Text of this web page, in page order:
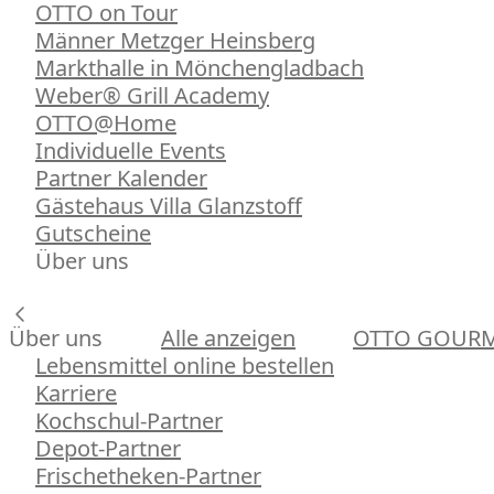
OTTO on Tour
Männer Metzger Heinsberg
Markthalle in Mönchengladbach
Weber® Grill Academy
OTTO@Home
Individuelle Events
Partner Kalender
Gästehaus Villa Glanzstoff
Gutscheine
Über uns
Über uns Alle anzeigen
OTTO
Lebensmittel online bestellen
Karriere
Kochschul-Partner
Depot-Partner
Frischetheken-Partner